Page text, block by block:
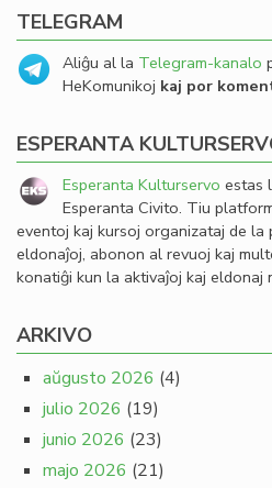
TELEGRAM
Aliĝu al la Telegram-kanalo
HeKomunikoj kaj por
ESPERANTA
Esperanta Kulturservo estas
Esperanta Civito. Tiu
eventoj kaj kursoj organizataj de
eldonaĵoj, abonon al revuoj kaj
konatiĝi kun la aktivaĵoj kaj eldonaj
ARKIVO
aŭgusto 2026 (4)
julio 2026 (19)
junio 2026 (23)
majo 2026 (21)